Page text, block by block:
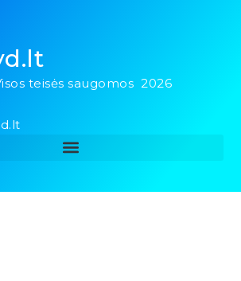
teisės saugomos 2026